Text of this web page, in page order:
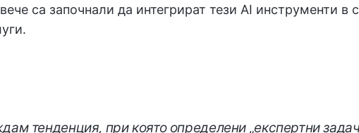
са започнали да интегрират тези AI инструменти в
тенденция, при която определени „експертни